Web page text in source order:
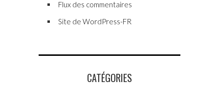
Flux des commentaires
Site de WordPress-FR
CATÉGORIES